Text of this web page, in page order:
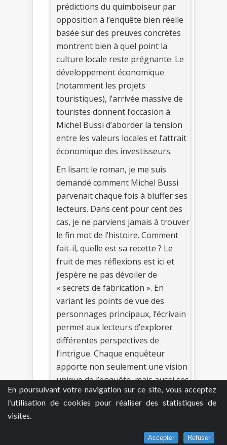
En poursuivant votre navigation sur ce site, vous acceptez
l’utilisation de cookies pour réaliser des statistiques de
visites.
Accepter Refuser
prédictions du quimboiseur par
opposition à l’enquête bien réelle
basée sur des preuves concrètes
montrent bien à quel point la
culture locale reste prégnante. Le
développement économique
(notamment les projets
touristiques), l’arrivée massive de
touristes donnent l’occasion à
Michel Bussi d’aborder la tension
entre les valeurs locales et l’attrait
économique des investisseurs.
En lisant le roman, je me suis
demandé comment Michel Bussi
parvenait chaque fois à bluffer ses
lecteurs. Dans cent pour cent des
cas, je ne parviens jamais à trouver
le fin mot de l’histoire. Comment
fait-il, quelle est sa recette ? Le
fruit de mes réflexions est ici et
j’espère ne pas dévoiler de
« secrets de fabrication ». En
variant les points de vue des
personnages principaux, l’écrivain
permet aux lecteurs d’explorer
différentes perspectives de
l’intrigue. Chaque enquêteur
apporte non seulement une vision
unique de l’enquête, mais aussi ses
enjeux personnels et son lien avec
le lieu du crime. Le lecteur
informations au fil des chapitres,